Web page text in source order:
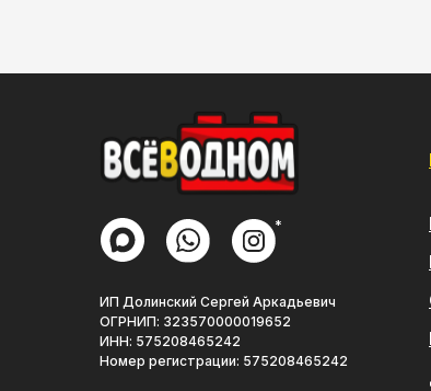
*
ИП Долинский Сергей Аркадьевич
ОГРНИП: 323570000019652
ИНН: 575208465242
Номер регистрации: 575208465242